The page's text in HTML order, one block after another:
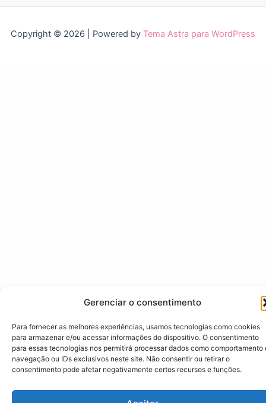
Gerenciar o consentimento
Para fornecer as melhores experiências, usamos tecnologias como cookies
para armazenar e/ou acessar informações do dispositivo. O consentimento
para essas tecnologias nos permitirá processar dados como comportamento
navegação ou IDs exclusivos neste site. Não consentir ou retirar o
consentimento pode afetar negativamente certos recursos e funções.
Copyright © 2026 | Powered by Tema Astra para WordPress